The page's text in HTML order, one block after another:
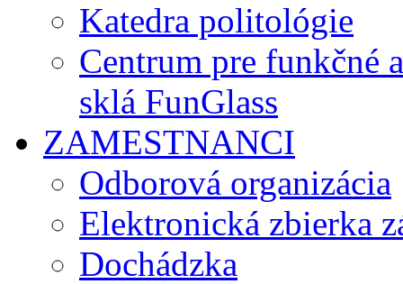
Katedra politológie
Centrum pre funkčné
sklá FunGlass
ZAMESTNANCI
Odborová organizácia
Elektronická zbierka
Dochádzka